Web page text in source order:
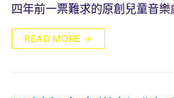
四年前一票難求的原創兒童音
READ MORE →